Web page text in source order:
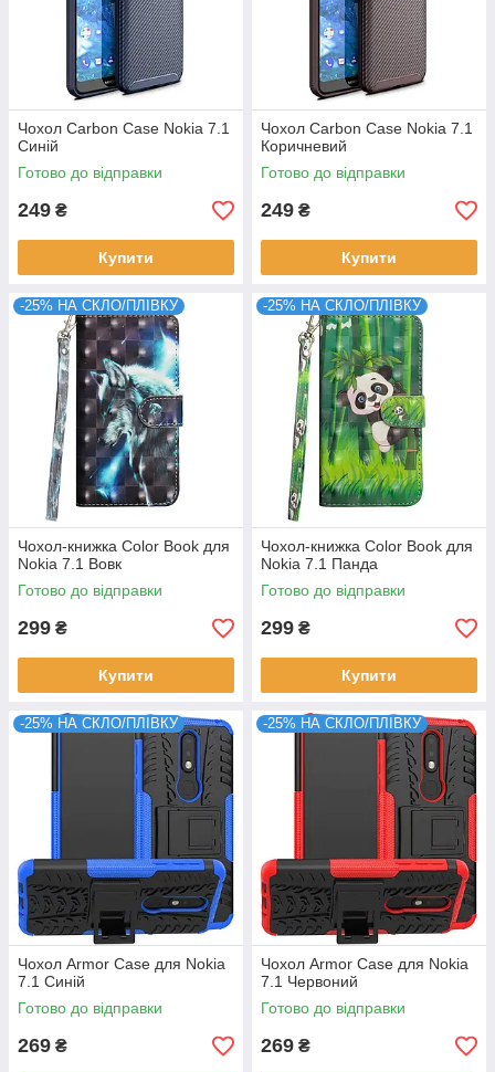
Чохол Carbon Case Nokia 7.1
Синій
Готово до відправки
249 ₴
Купити
Чохол Carbon Case Nokia 7.1
Коричневий
Готово до відправки
249 ₴
Купити
-25% НА СКЛО/ПЛІВКУ
Чохол-книжка Color Book для
Nokia 7.1 Вовк
Готово до відправки
299 ₴
Купити
-25% НА СКЛО/ПЛІВКУ
Чохол-книжка Color Book для
Nokia 7.1 Панда
Готово до відправки
299 ₴
Купити
-25% НА СКЛО/ПЛІВКУ
Чохол Armor Case для Nokia
7.1 Синій
Готово до відправки
269 ₴
-25% НА СКЛО/ПЛІВКУ
Чохол Armor Case для Nokia
7.1 Червоний
Готово до відправки
269 ₴